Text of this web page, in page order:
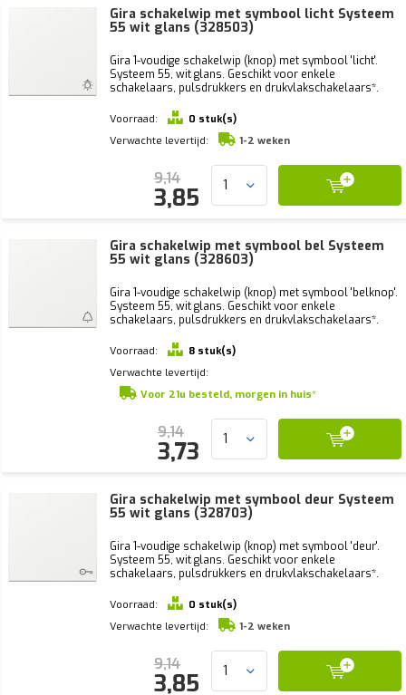
Gira schakelwip met symbool licht Systeem
55 wit glans (328503)
Gira 1-voudige schakelwip (knop) met symbool 'licht'.
Systeem 55, wit glans. Geschikt voor enkele
schakelaars, pulsdrukkers en drukvlakschakelaars*.
Voorraad:
0 stuk(s)
Verwachte levertijd:
1-2 weken
9,14
3,85
Gira schakelwip met symbool bel Systeem
55 wit glans (328603)
Gira 1-voudige schakelwip (knop) met symbool 'belknop'.
Systeem 55, wit glans. Geschikt voor enkele
schakelaars, pulsdrukkers en drukvlakschakelaars*.
Voorraad:
8 stuk(s)
Verwachte levertijd:
Voor 21u besteld, morgen in huis*
9,14
3,73
Gira schakelwip met symbool deur Systeem
55 wit glans (328703)
Gira 1-voudige schakelwip (knop) met symbool 'deur'.
Systeem 55, wit glans. Geschikt voor enkele
schakelaars, pulsdrukkers en drukvlakschakelaars*.
Voorraad:
0 stuk(s)
Verwachte levertijd:
1-2 weken
9,14
3,85